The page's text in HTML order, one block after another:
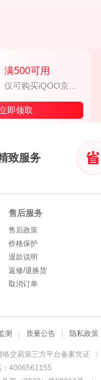
立即领取
满500可用
仅可购买iQOO京东
致服务
售后服务
售后政策
价格保护
退款说明
返修/退换货
取消订单
测 质量公告 隐私政策
络交易第三方平台备案凭证
：4006561155